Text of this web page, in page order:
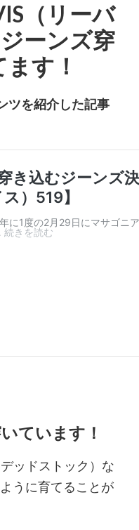
（リーバ
ーンズ穿
す！
ツを紹介した記事
ています！
ッドストック）な
うに育てることが